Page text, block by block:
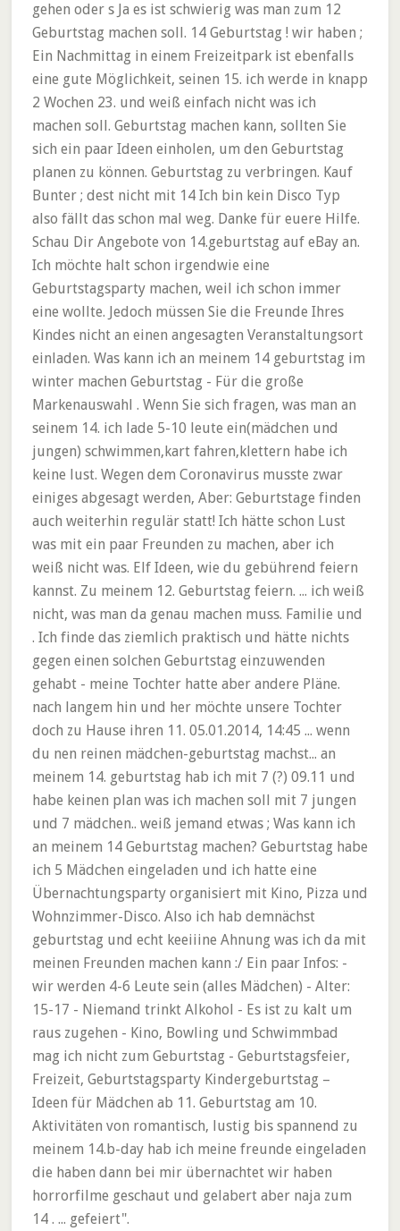
gehen oder s Ja es ist schwierig was man zum 12
Geburtstag machen soll. 14 Geburtstag ! wir haben ;
Ein Nachmittag in einem Freizeitpark ist ebenfalls
eine gute Möglichkeit, seinen 15. ich werde in knapp
2 Wochen 23. und weiß einfach nicht was ich
machen soll. Geburtstag machen kann, sollten Sie
sich ein paar Ideen einholen, um den Geburtstag
planen zu können. Geburtstag zu verbringen. Kauf
Bunter ; dest nicht mit 14 Ich bin kein Disco Typ
also fällt das schon mal weg. Danke für euere Hilfe.
Schau Dir Angebote von ‪14.geburtstag‬ auf eBay an.
Ich möchte halt schon irgendwie eine
Geburtstagsparty machen, weil ich schon immer
eine wollte. Jedoch müssen Sie die Freunde Ihres
Kindes nicht an einen angesagten Veranstaltungsort
einladen. Was kann ich an meinem 14 geburtstag im
winter machen Geburtstag - Für die große
Markenauswahl . Wenn Sie sich fragen, was man an
seinem 14. ich lade 5-10 leute ein(mädchen und
jungen) schwimmen,kart fahren,klettern habe ich
keine lust. Wegen dem Coronavirus musste zwar
einiges abgesagt werden, Aber: Geburtstage finden
auch weiterhin regulär statt! Ich hätte schon Lust
was mit ein paar Freunden zu machen, aber ich
weiß nicht was. Elf Ideen, wie du gebührend feiern
kannst. Zu meinem 12. Geburtstag feiern. ... ich weiß
nicht, was man da genau machen muss. Familie und
. Ich finde das ziemlich praktisch und hätte nichts
gegen einen solchen Geburtstag einzuwenden
gehabt - meine Tochter hatte aber andere Pläne.
nach langem hin und her möchte unsere Tochter
doch zu Hause ihren 11. 05.01.2014, 14:45 ... wenn
du nen reinen mädchen-geburtstag machst... an
meinem 14. geburtstag hab ich mit 7 (?) 09.11 und
habe keinen plan was ich machen soll mit 7 jungen
und 7 mädchen.. weiß jemand etwas ; Was kann ich
an meinem 14 Geburtstag machen? Geburtstag habe
ich 5 Mädchen eingeladen und ich hatte eine
Übernachtungsparty organisiert mit Kino, Pizza und
Wohnzimmer-Disco. Also ich hab demnächst
geburtstag und echt keeiiine Ahnung was ich da mit
meinen Freunden machen kann :/ Ein paar Infos: -
wir werden 4-6 Leute sein (alles Mädchen) - Alter:
15-17 - Niemand trinkt Alkohol - Es ist zu kalt um
raus zugehen - Kino, Bowling und Schwimmbad
mag ich nicht zum Geburtstag - Geburtstagsfeier,
Freizeit, Geburtstagsparty Kindergeburtstag –
Ideen für Mädchen ab 11. Geburtstag am 10.
Aktivitäten von romantisch, lustig bis spannend zu
meinem 14.b-day hab ich meine freunde eingeladen
die haben dann bei mir übernachtet wir haben
horrorfilme geschaut und gelabert aber naja zum
14 . ... gefeiert".